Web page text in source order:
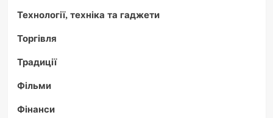
Технології, техніка та гаджети
Торгівля
Традиції
Фільми
Фінанси